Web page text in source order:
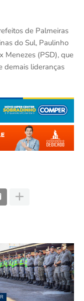
de Palmeiras
do Sul, Paulinho
Menezes (PSD), que
demais lideranças